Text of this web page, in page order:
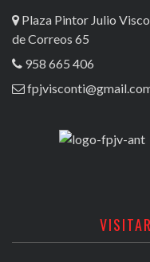
Plaza Pintor Julio
de Correos 65
958 665 406